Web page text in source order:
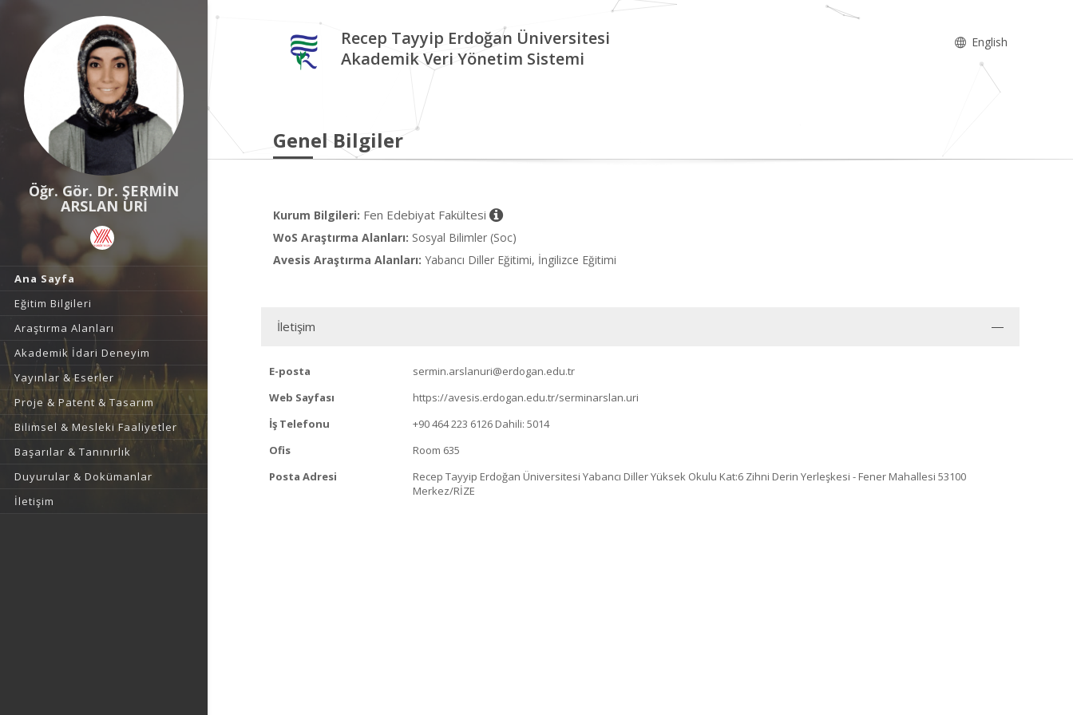
Öğr. Gör. Dr. ŞERMİN
ARSLAN URİ
Ana Sayfa
Eğitim Bilgileri
Araştırma Alanları
Akademik İdari Deneyim
Yayınlar & Eserler
Proje & Patent & Tasarım
Bilimsel & Mesleki Faaliyetler
Başarılar & Tanınırlık
Duyurular & Dokümanlar
İletişim
Recep Tayyip Erdoğan Üniversitesi
Akademik Veri Yönetim Sistemi
English
Genel Bilgiler
Kurum Bilgileri: Fen Edebiyat Fakültesi
WoS Araştırma Alanları: Sosyal Bilimler (Soc)
Avesis Araştırma Alanları: Yabancı Diller Eğitimi, İngilizce Eğitimi
İletişim
E-posta
sermin.arslanuri@erdogan.edu.tr
Web Sayfası
https://avesis.erdogan.edu.tr/serminarslan.uri
İş Telefonu
+90 464 223 6126 Dahili: 5014
Ofis
Room 635
Posta Adresi
Recep Tayyip Erdoğan Üniversitesi Yabancı Diller Yüksek Okulu Kat:6 Zihni Derin Yerleşkesi - Fener Mahallesi 53100
Merkez/RİZE